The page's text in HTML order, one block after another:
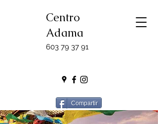
Centro
Adama
603 79 37 91
Compartir